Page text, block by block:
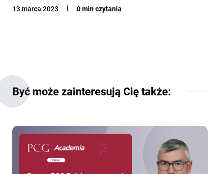
13 marca 2023 0 min czytania
Być może zainteresują Cię także: